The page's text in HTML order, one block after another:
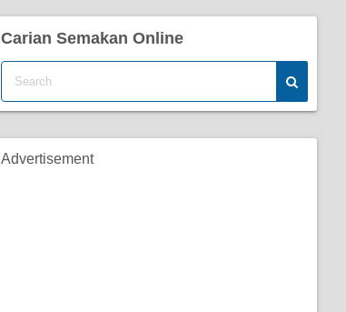
Carian Semakan Online
Advertisement